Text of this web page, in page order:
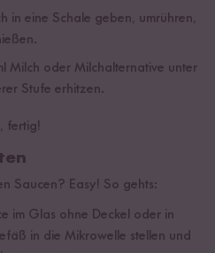
in eine Schale geben, umrühren,
Milch oder Milchalternative unter
Stufe erhitzen.
fertig!
Saucen? Easy! So gehts:
im Glas ohne Deckel oder in
in die Mikrowelle stellen und